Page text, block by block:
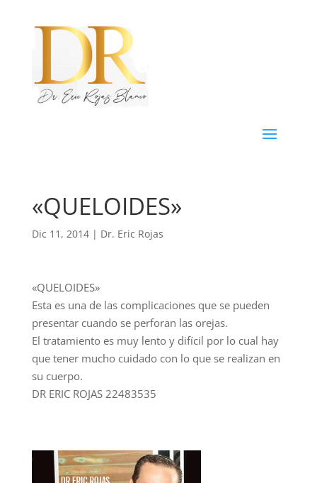
«QUELOIDES»
Dic 11, 2014| Dr. Eric Rojas
«QUELOIDES»
Esta es una de las complicaciones que se pueden
presentar cuando se perforan las orejas.
El tratamiento es muy lento y difícil por lo cual hay
que tener mucho cuidado con lo que se realizan en
su cuerpo.
DR ERIC ROJAS 22483535